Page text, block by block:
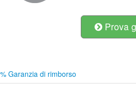
Prova
Garanzia di rimborso